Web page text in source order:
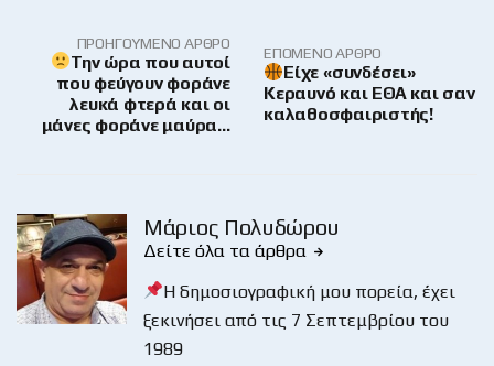
ΠΡΟΗΓΟΎΜΕΝΟ ΆΡΘΡΟ
Την ώρα που αυτοί
που φεύγουν φοράνε
λευκά φτερά και οι
μάνες φοράνε μαύρα…
ΕΠΌΜΕΝΟ ΆΡΘΡΟ
Είχε «συνδέσει»
Κεραυνό και ΕΘΑ και σαν
καλαθοσφαιριστής!
Μάριος Πολυδώρου
Δείτε όλα τα άρθρα
Η δημοσιογραφική μου πορεία, έχει
ξεκινήσει από τις 7 Σεπτεμβρίου του
1989